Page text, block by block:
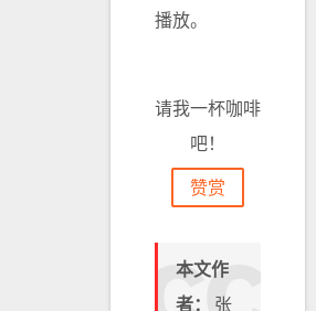
播放。
请我一杯咖啡
吧！
赞赏
本文作
者： 张